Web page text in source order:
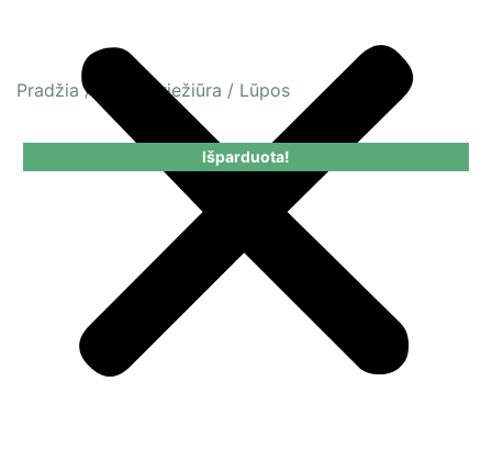
Pradžia/ Veido priežiūra / Lūpos
Išparduota!